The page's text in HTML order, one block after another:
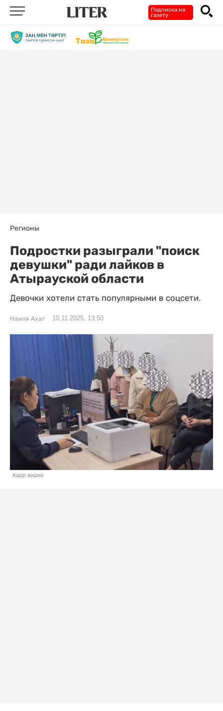
Подписка на
газету
Регионы
Подростки разыграли "поиск
девушки" ради лайков в
Атырауской области
Девочки хотели стать популярными в соцсети.
Наиля Ахат 10.11.2025, 13:50
Кадр видео